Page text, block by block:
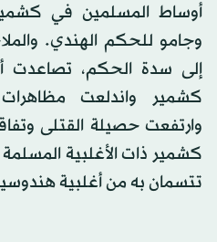
أوساط المسلمين في
وجامو للحكم الهندي.
إلى سدة الحكم، تصاعدت
كشمير واندلعت
وارتفعت حصيلة القتلى
كشمير ذات الأغلبية
تتسمان به من أغلبية